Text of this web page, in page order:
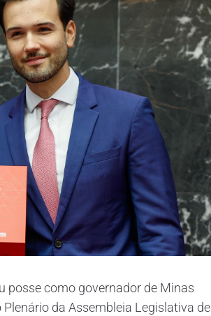
posse como governador de Minas
da Assembleia Legislativa de